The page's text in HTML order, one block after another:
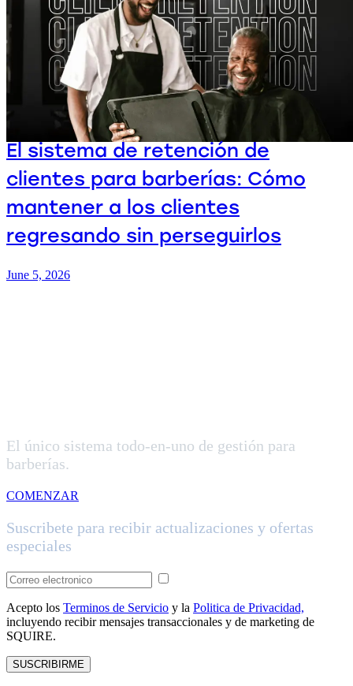
El sistema de retención de
clientes para barberías: Cómo
mantener a los clientes
regresando sin perseguirlos
June 5, 2026
El único sistema todo-en-uno de gestión para
barberías.
COMENZAR
Suscribete para recibir actualizaciones y ofertas
especiales
Acepto los Terminos de Servicio y la Politica de Privacidad,
incluyendo recibir mensajes transaccionales y de marketing de
SQUIRE.
SUSCRIBIRME